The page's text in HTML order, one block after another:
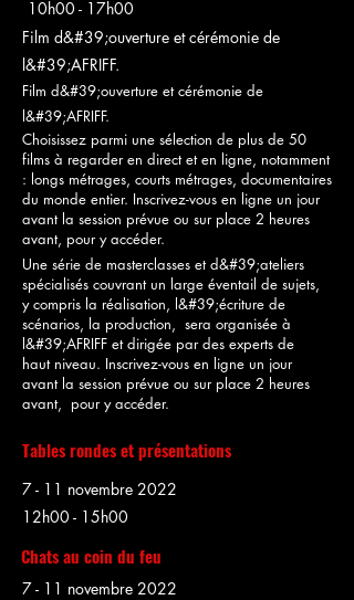
10h00 - 17h00
Film d&#39;ouverture et cérémonie de
l&#39;AFRIFF.
Film d&#39;ouverture et cérémonie de
l&#39;AFRIFF.
Choisissez parmi une sélection de plus de 50
films à regarder en direct et en ligne, notamment
: longs métrages, courts métrages, documentaires
du monde entier. Inscrivez-vous en ligne un jour
avant la session prévue ou sur place 2 heures
avant, pour y accéder.
Une série de masterclasses et d&#39;ateliers
spécialisés couvrant un large éventail de sujets,
y compris la réalisation, l&#39;écriture de
scénarios, la production, sera organisée à
l&#39;AFRIFF et dirigée par des experts de
haut niveau. Inscrivez-vous en ligne un jour
avant la session prévue ou sur place 2 heures
avant, pour y accéder.
Tables rondes et présentations
7 - 11 novembre 2022
12h00 - 15h00
Chats au coin du feu
7 - 11 novembre 2022